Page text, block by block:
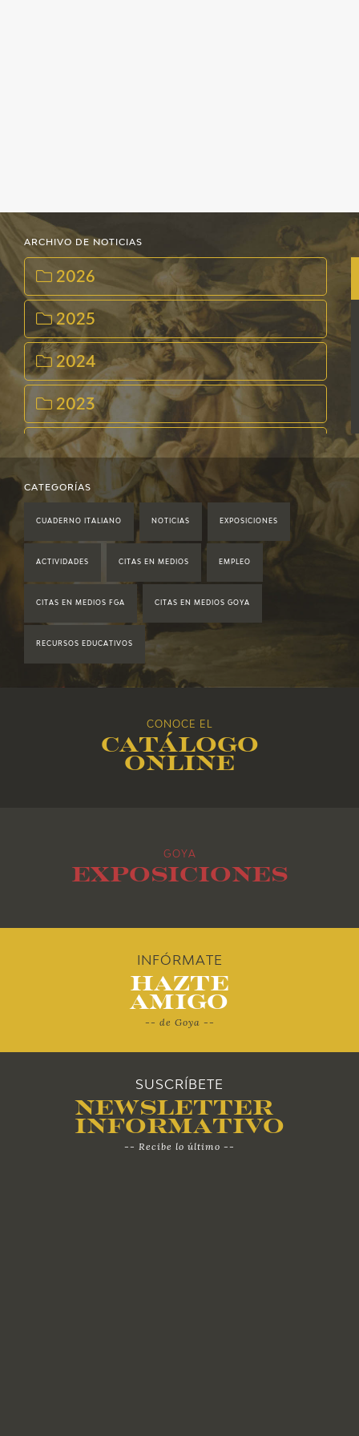
ARCHIVO DE NOTICIAS
2026
2025
2024
2023
2022
2021
2017
2012
CATEGORÍAS
CUADERNO ITALIANO NOTICIAS EXPOSICIONES
ACTIVIDADES CITAS EN MEDIOS EMPLEO
CITAS EN MEDIOS FGA CITAS EN MEDIOS GOYA
RECURSOS EDUCATIVOS
CONOCE EL
Catálogo
online
GOYA
Exposiciones
INFÓRMATE
Hazte
Amigo
-- de Goya --
SUSCRÍBETE
Newsletter
Informativo
-- Recibe lo último --